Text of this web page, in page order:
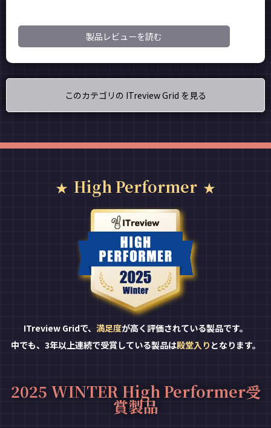
製品レビューを読む
このカテゴリの ITreview Grid を見る
High Performer
ITreview Gridで、 満足度が高く評価されている製品です。
中でも、3年以上連続で受賞している製品は殿堂入り となります。
2025 WINTER High Performer受
賞製品